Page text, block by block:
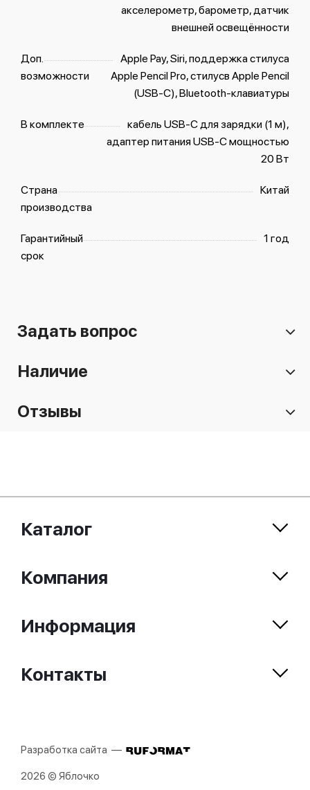
акселерометр, барометр, датчик
внешней освещённости
Доп.
возможности
Apple Pay, Siri, поддержка стилуса
Apple Pencil Pro, стилусв Apple Pencil
(USB‑C), Bluetooth-клавиатуры
В комплекте
кабель USB‑C для зарядки (1 м),
адаптер питания USB‑C мощностью
20 Вт
Страна
производства
Китай
Гарантийный
срок
1 год
Задать вопрос
Наличие
Отзывы
Контакты
Каталог
Компания
Информация
2026 © Яблочко
Разработка сайта —